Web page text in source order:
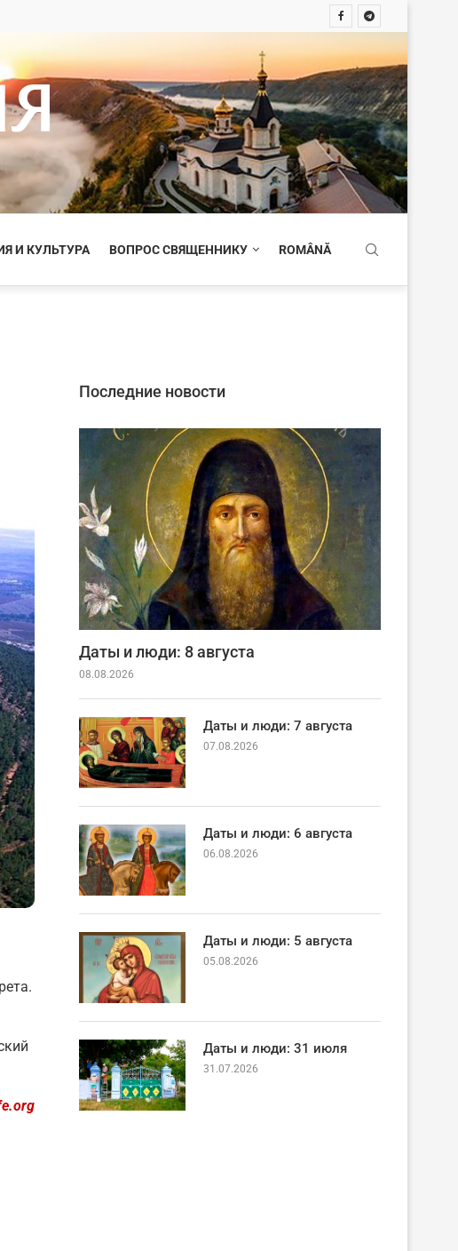
И КУЛЬТУРА ВОПРОС СВЯЩЕННИКУ ROMÂNĂ
Последние новости
Даты и люди: 8 августа
08.08.2026
Даты и люди: 7 августа
07.08.2026
Даты и люди: 6 августа
06.08.2026
Даты и люди: 5 августа
05.08.2026
Даты и люди: 31 июля
31.07.2026